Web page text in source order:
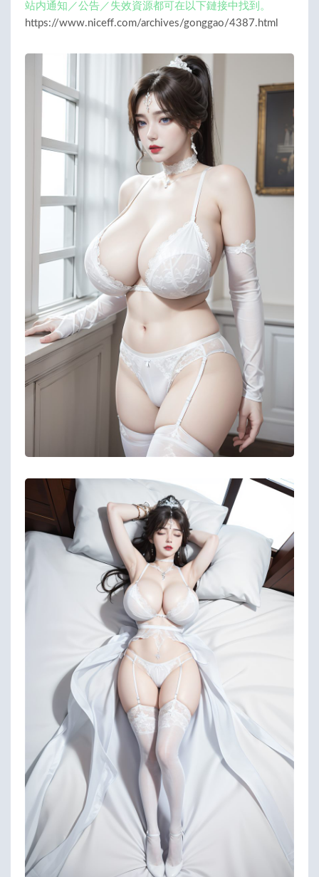
站内通知／公告／失效資源都可在以下鏈接中找到。
https://www.niceff.com/archives/gonggao/4387.html